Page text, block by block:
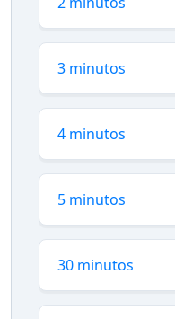
3 minutos
4 minutos
5 minutos
30 minutos